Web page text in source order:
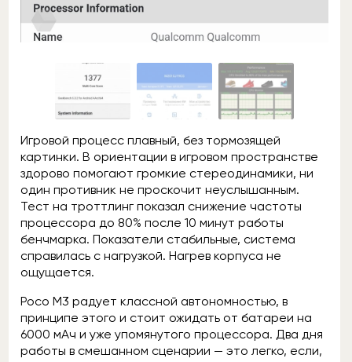
Игровой процесс плавный, без тормозящей
картинки. В ориентации в игровом пространстве
здорово помогают громкие стереодинамики, ни
один противник не проскочит неуслышанным.
Тест на троттлинг показал снижение частоты
процессора до 80% после 10 минут работы
бенчмарка. Показатели стабильные, система
справилась с нагрузкой. Нагрев корпуса не
ощущается.
Poco M3 радует классной автономностью, в
принципе этого и стоит ожидать от батареи на
6000 мАч и уже упомянутого процессора. Два дня
работы в смешанном сценарии — это легко, если,